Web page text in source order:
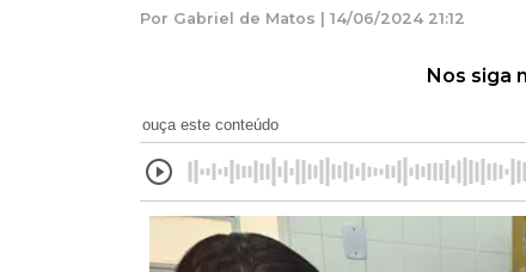
Por Gabriel de Matos | 14/06/2024 21:12
Nos siga
ouça este conteúdo